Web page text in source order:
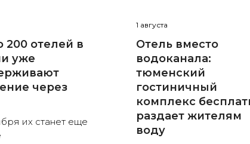
200 отелей в
уже
через
их станет еще
1 августа
Отель вместо
водоканала:
тюменский
гостиничный
комплекс
раздает жителям
воду